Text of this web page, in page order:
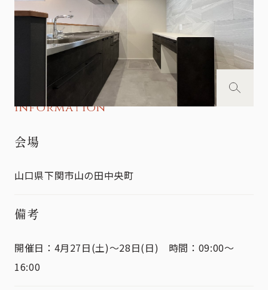
Information
会場
山口県下関市山の田中央町
備考
開催日：4月27日(土)～28日(日) 時間：09:00～
16:00